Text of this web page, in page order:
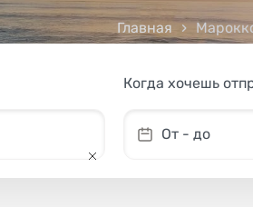
Главная
Когда хочешь
От - до